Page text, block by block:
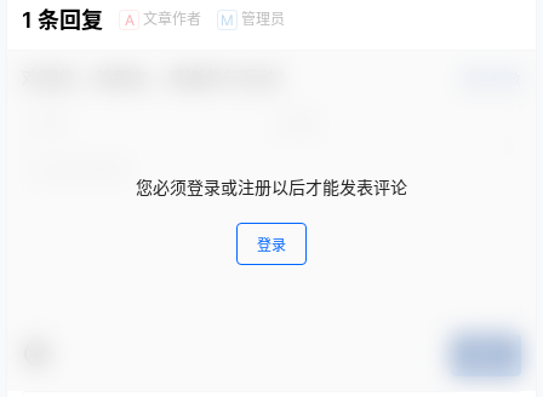
1 条回复 A 文章作者 M 管理员
您必须登录或注册以后才能发表评论
登录